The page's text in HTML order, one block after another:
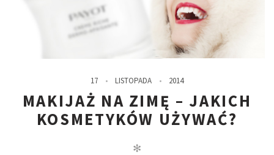
17 LISTOPADA 2014
MAKIJAŻ NA ZIMĘ – JAKICH
KOSMETYKÓW UŻYWAĆ?
✻